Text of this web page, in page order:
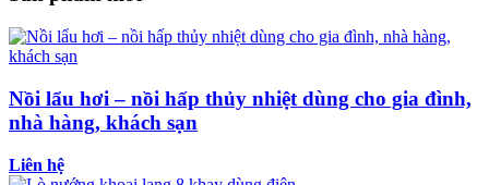
Nồi lẩu hơi – nồi hấp thủy nhiệt dùng cho gia đình,
nhà hàng, khách sạn
Liên hệ